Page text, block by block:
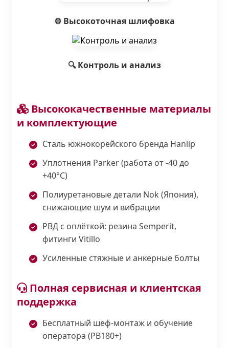
⚙️ Высокоточная шлифовка
🔍 Контроль и анализ
Высококачественные материалы
и комплектующие
Сталь южнокорейского бренда Hanlip
Уплотнения Parker (работа от -40 до
+40°С)
Полиуретановые детали Nok (Япония),
снижающие шум и вибрации
РВД с оплёткой: резина Semperit,
фитинги Vitillo
Усиленные стяжные и анкерные болты
Полная сервисная и клиентская
поддержка
Бесплатный шеф-монтаж и обучение
оператора (PB180+)